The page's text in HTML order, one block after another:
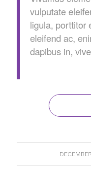
vulputate
ligula, porttitor
eleifend ac,
dapibus in,
/